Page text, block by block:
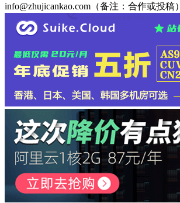
info@zhujicankao.com（备注：合作或投稿）